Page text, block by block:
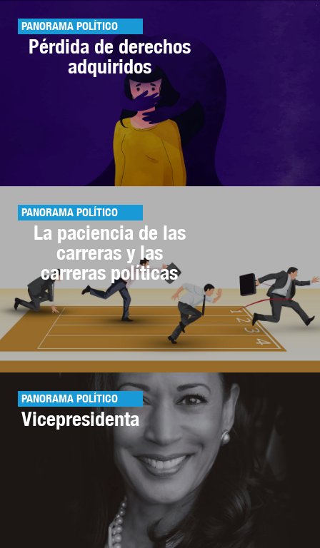
PANORAMA POLÍTICO
Pérdida de derechos
adquiridos
PANORAMA POLÍTICO
La paciencia de las
carreras y las
carreras políticas
PANORAMA POLÍTICO
Vicepresidenta